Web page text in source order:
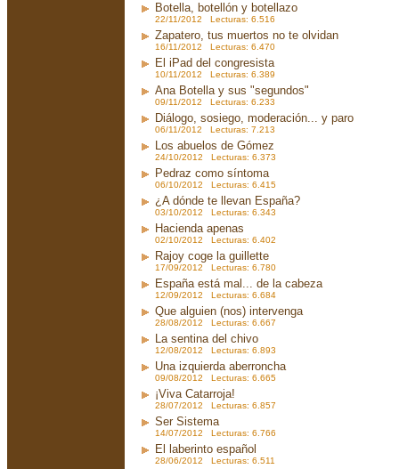
Botella, botellón y botellazo
22/11/2012 Lecturas: 6.516
Zapatero, tus muertos no te olvidan
16/11/2012 Lecturas: 6.470
El iPad del congresista
10/11/2012 Lecturas: 6.389
Ana Botella y sus "segundos"
09/11/2012 Lecturas: 6.233
Diálogo, sosiego, moderación... y paro
06/11/2012 Lecturas: 7.213
Los abuelos de Gómez
24/10/2012 Lecturas: 6.373
Pedraz como síntoma
06/10/2012 Lecturas: 6.415
¿A dónde te llevan España?
03/10/2012 Lecturas: 6.343
Hacienda apenas
02/10/2012 Lecturas: 6.402
Rajoy coge la guillette
17/09/2012 Lecturas: 6.780
España está mal... de la cabeza
12/09/2012 Lecturas: 6.684
Que alguien (nos) intervenga
28/08/2012 Lecturas: 6.667
La sentina del chivo
12/08/2012 Lecturas: 6.893
Una izquierda aberroncha
09/08/2012 Lecturas: 6.665
¡Viva Catarroja!
28/07/2012 Lecturas: 6.857
Ser Sistema
14/07/2012 Lecturas: 6.766
El laberinto español
28/06/2012 Lecturas: 6.511